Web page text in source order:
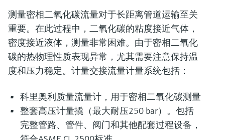
测量密相二氧化碳流量对于长距离管道运输至关
重要。在此过程中，二氧化碳的粘度接近气体，
密度接近液体，测量非常困难。由于密相二氧化
碳的热物理性质表现异常，尤其需要注意保持温
度和压力稳定。计量交接流量计量系统包括：
科里奥利质量流量计，用于密相二氧化碳测量
整套高压计量撬（最大耐压250 bar）。包括
完整管路、管件、阀门和其他配套过程设备，